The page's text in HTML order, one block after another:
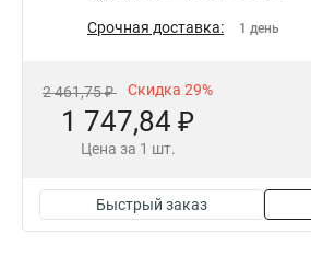
Срочная доставка: 1 день
2 461,75 ₽ Скидка 29%
1 747,84 ₽
Цена за 1 шт.
Быстрый заказ